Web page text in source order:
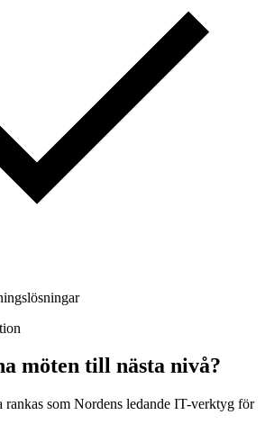
möten till nästa nivå?
som Nordens ledande IT-verktyg för